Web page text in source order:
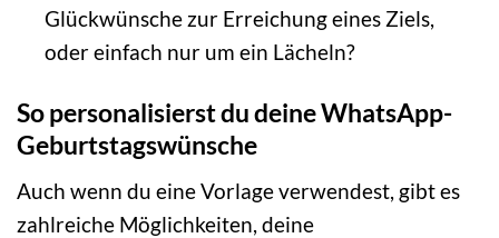
Glückwünsche zur Erreichung eines Ziels,
oder einfach nur um ein Lächeln?
So personalisierst du deine WhatsApp-
Geburtstagswünsche
Auch wenn du eine Vorlage verwendest, gibt es
zahlreiche Möglichkeiten, deine